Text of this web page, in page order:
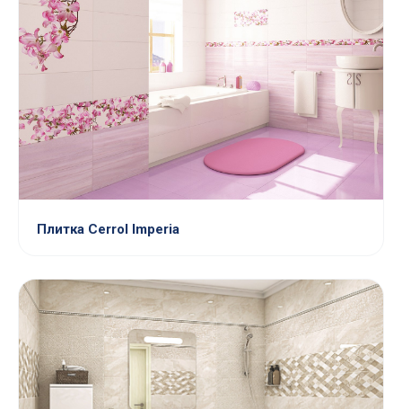
Плитка Cerrol Imperia